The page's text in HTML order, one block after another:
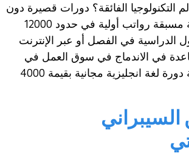
التكنولوجيا الفائقة؟ دورات قصيرة دون
الحاجة إلى معرفة مسبقة رواتب أولية في حدود 12000
الدراسية في الفصل أو عبر الإنترنت
في الاندماج في سوق العمل في
غضون أشهر قليلة دورة لغة انجليزية مجانية بقيمة 4000
السيبراني